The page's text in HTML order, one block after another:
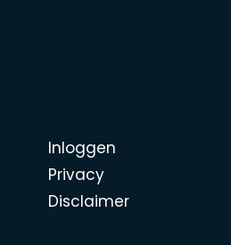
Inloggen
Privacy
Disclaimer